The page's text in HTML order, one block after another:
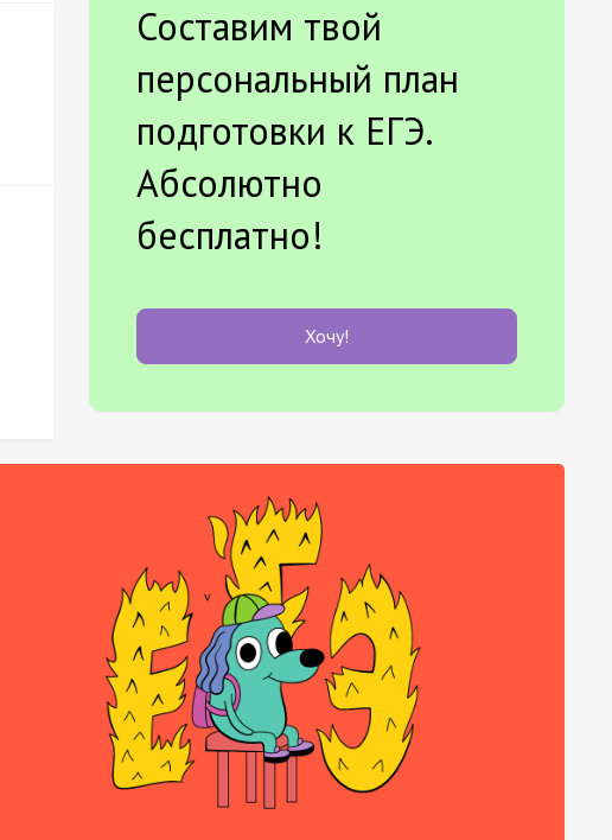
Составим твой
персональный план
подготовки к ЕГЭ.
Абсолютно
бесплатно!
Хочу!